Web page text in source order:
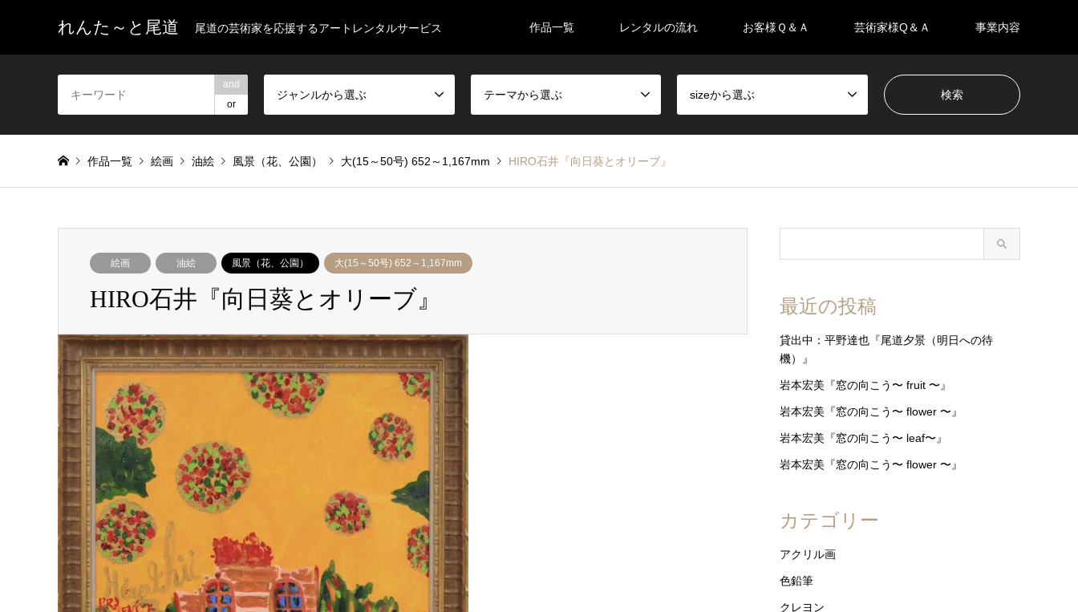
れんた～と尾道 尾道の芸術家を応援するアートレンタルサービス 作品一覧 レンタルの流れ お客様Ｑ＆Ａ 芸術家様Q＆Ａ 事業内容
and
or
ジャンルから選ぶ テーマから選ぶ sizeから選ぶ
作品一覧 絵画 油絵 風景（花、公園） 大(15～50号) 652～1,167mm HIRO石井『向日葵とオリーブ』
絵画 油絵 風景（花、公園） 大(15～50号) 652～1,167mm
HIRO石井『向日葵とオリーブ』 最近の投稿
貸出中：平野達也『尾道夕景（明日への待
機）』
岩本宏美『窓の向こう〜 fruit 〜』
岩本宏美『窓の向こう〜 flower 〜』
岩本宏美『窓の向こう〜 leaf〜』
岩本宏美『窓の向こう〜 flower 〜』
カテゴリー
アクリル画
色鉛筆
クレヨン